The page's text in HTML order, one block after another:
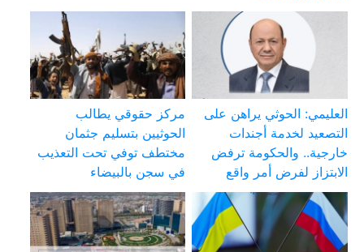
العليمي: الحوثي يراهن على
التصعيد لخدمة أجندات
خارجية.. والحكومة ترفض
الابتزاز لفرض أمر واقع
مركز حقوقي يطالب
الحوثيين بتسليم جثمان
مختطف توفي تحت التعذيب
في سجن بالبيضاء